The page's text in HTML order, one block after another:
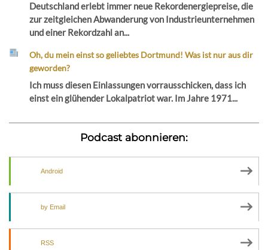
Deutschland erlebt immer neue Rekordenergiepreise, die
zur zeitgleichen Abwanderung von Industrieunternehmen
und einer Rekordzahl an...
Oh, du mein einst so geliebtes Dortmund! Was ist nur aus dir
geworden?
Ich muss diesen Einlassungen vorrausschicken, dass ich
einst ein glühender Lokalpatriot war. Im Jahre 1971...
Podcast abonnieren:
Android
by Email
RSS